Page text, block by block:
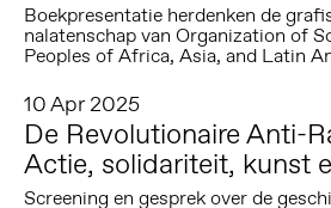
Boekpresentatie herdenken de
nalatenschap van Organization of
Peoples of Africa, Asia, and Latin
10 Apr 2025
De Revolutionaire Anti-
Actie, solidariteit, kunst
Screening en gesprek over de